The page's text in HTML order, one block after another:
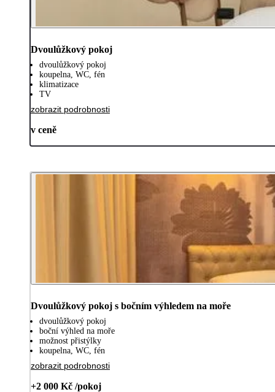
Dvoulůžkový pokoj
dvoulůžkový pokoj
koupelna, WC, fén
klimatizace
TV
zobrazit podrobnosti
v ceně
Dvoulůžkový pokoj s bočním výhledem na moře
dvoulůžkový pokoj
boční výhled na moře
možnost přistýlky
koupelna, WC, fén
zobrazit podrobnosti
+2 000 Kč /pokoj